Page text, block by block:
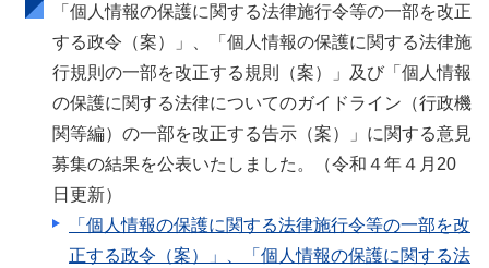
「個人情報の保護に関する法律施行令等の一部を改正
する政令（案）」、「個人情報の保護に関する法律施
行規則の一部を改正する規則（案）」及び「個人情報
の保護に関する法律についてのガイドライン（行政機
関等編）の一部を改正する告示（案）」に関する意見
募集の結果を公表いたしました。（令和４年４月20
日更新）
「個人情報の保護に関する法律施行令等の一部を改
正する政令（案）」、「個人情報の保護に関する法